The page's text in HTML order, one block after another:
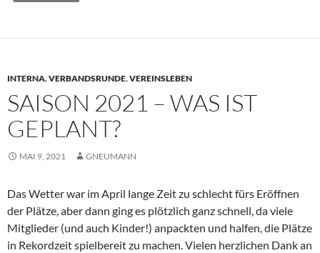
INTERNA,VERBANDSRUNDE,VEREINSLEBEN
SAISON 2021 – WAS IST
GEPLANT?
MAI 9, 2021 GNEUMANN
Das Wetter war im April lange Zeit zu schlecht fürs Eröffnen
der Plätze, aber dann ging es plötzlich ganz schnell, da viele
Mitglieder (und auch Kinder!) anpackten und halfen, die Plätze
in Rekordzeit spielbereit zu machen. Vielen herzlichen Dank an